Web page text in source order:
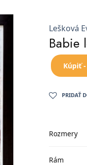
Lešková
Babie
Kúpiť
PRIDAŤ
Rozmery
Rám